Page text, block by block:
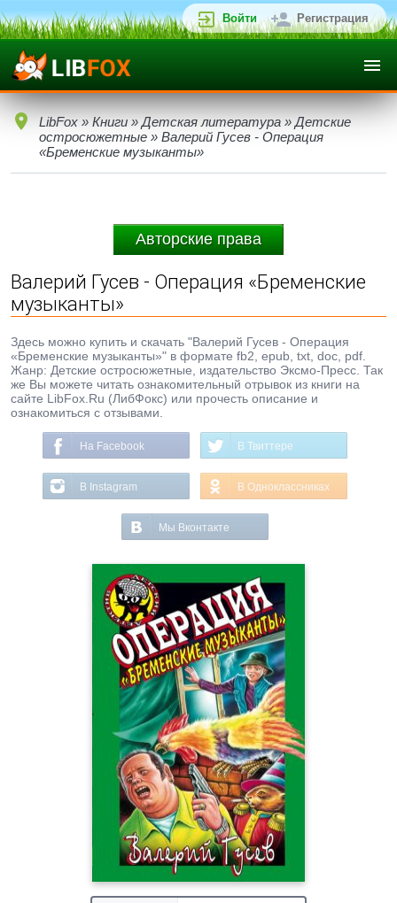
Войти Регистрация
LibFox » Книги » Детская литература » Детские
остросюжетные » Валерий Гусев - Операция
«Бременские музыканты»
Авторские права
Валерий Гусев - Операция «Бременские
музыканты»
Здесь можно купить и скачать "Валерий Гусев - Операция
«Бременские музыканты»" в формате fb2, epub, txt, doc, pdf.
Жанр: Детские остросюжетные, издательство Эксмо-Пресс. Так
же Вы можете читать ознакомительный отрывок из книги на
сайте LibFox.Ru (ЛибФокс) или прочесть описание и
ознакомиться с отзывами.
На Facebook В Твиттере
В Instagram В Одноклассниках
Мы Вконтакте